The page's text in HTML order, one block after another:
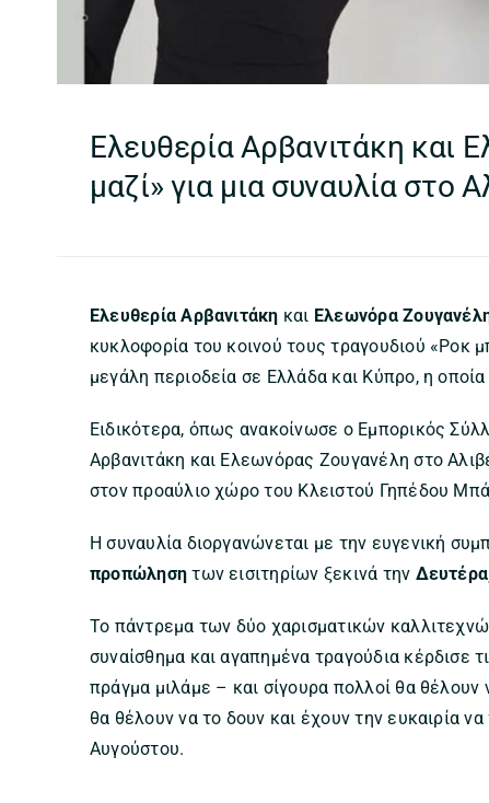
Ελευθερία Αρβανιτάκη και
μαζί» για μια συναυλία στο
Ελευθερία Αρβανιτάκη και Ελεωνόρα
κυκλοφορία του κοινού τους τραγουδιού «Ροκ
μεγάλη περιοδεία σε Ελλάδα και Κύπρο, η οποία
Ειδικότερα, όπως ανακοίνωσε ο Εμπορικός
Αρβανιτάκη και Ελεωνόρας Ζουγανέλη στο
στον προαύλιο χώρο του Κλειστού Γηπέδου
Η συναυλία διοργανώνεται με την ευγενική
προπώληση των εισιτηρίων ξεκινά την
Το πάντρεμα των δύο χαρισματικών
συναίσθημα και αγαπημένα τραγούδια κέρδισε
πράγμα μιλάμε – και σίγουρα πολλοί θα
θα θέλουν να το δουν και έχουν την ευκαιρία
Αυγούστου.